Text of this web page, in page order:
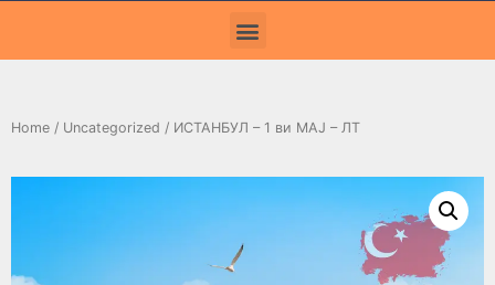
Home / Uncategorized / ИСТАНБУЛ – 1 ви МАЈ – ЛТ